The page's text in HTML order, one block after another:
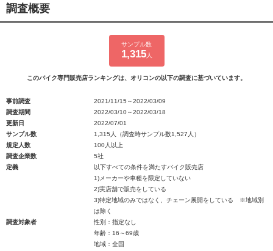
調査概要
サンプル数
1,315人
このバイク専門販売店ランキングは、オリコンの以下の調査に基づいています。
事前調査
2021/11/15～2022/03/09
調査期間
2022/03/10～2022/03/18
更新日
2022/07/01
サンプル数
1,315人（調査時サンプル数1,527人）
規定人数
100人以上
調査企業数
5社
定義
以下すべての条件を満たすバイク販売店
1)メーカーや車種を限定していない
2)実店舗で販売をしている
3)特定地域のみではなく、チェーン展開をしている ※地域別
は除く
調査対象者
性別：指定なし
年齢：16～69歳
地域：全国